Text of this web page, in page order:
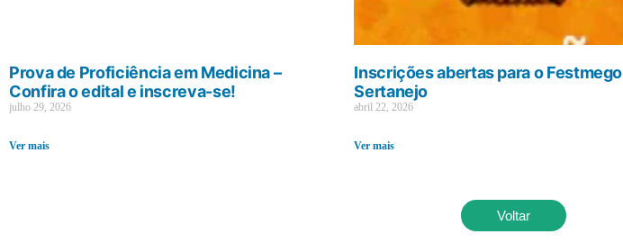
Prova de Proficiência em Medicina –
Confira o edital e inscreva-se!
julho 29, 2026
Ver mais
Inscrições abertas para o Festmego
Sertanejo
abril 22, 2026
Ver mais
Voltar